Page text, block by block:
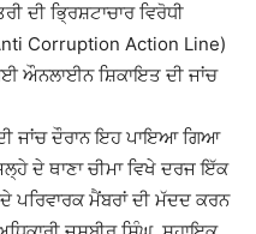
ਭ੍ਰਿਸ਼ਟਾਚਾਰ ਵਿਰੋਧੀ
Corruption Action Line)
ਔਨਲਾਈਨ ਸ਼ਿਕਾਇਤ ਦੀ ਜਾਂਚ
ਜਾਂਚ ਦੌਰਾਨ ਇਹ ਪਾਇਆ ਗਿਆ
ਦੇ ਥਾਣਾ ਚੀਮਾ ਵਿਖੇ ਦਰਜ ਇੱਕ
ਪਰਿਵਾਰਕ ਮੈਂਬਰਾਂ ਦੀ ਮੱਦਦ ਕਰਨ